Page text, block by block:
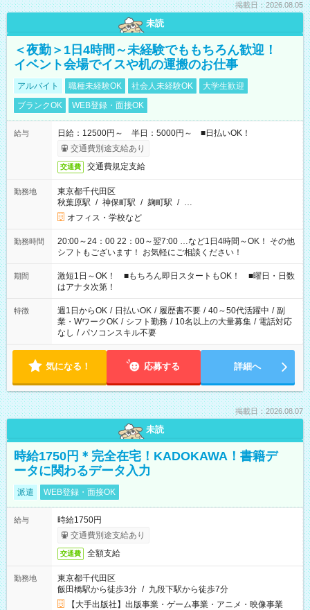
掲載日：2026.08.05
未読
＜夜勤＞1日4時間～未経験でももちろん歓迎！
イベント会場でイスや机の運搬のお仕事
アルバイト 職種未経験OK 社会人未経験OK
大学生歓迎
ブランクOK
WEB登録・面接OK
給与
日給：12500円～ 半日：5000円～ ■日払いOK！
交通費別途支給あり
交通費 交通費規定支給
勤務地
東京都千代田区
秋葉原駅 / 神保町駅 / 麹町駅 / …
オフィス・学校など
勤務時間
20:00～24：00 22：00～翌7:00 …など1日4時間～OK！ その他
シフトもございます！ お気軽にご相談ください！
期間
激短1日～OK！ ■もちろん即日スタートもOK！ ■曜日・日数
はアナタ次第！
特徴 週1日からOK / 日払いOK / 履歴書不要 / 40～50代活躍中 / 副
業・WワークOK / シフト勤務 / 10名以上の大量募集 / 電話対応
なし / パソコンスキル不要
気になる！ 応募する 詳細へ
掲載日：2026.08.07
未読
時給1750円＊完全在宅！KADOKAWA！書籍デ
ータに関わるデータ入力
派遣 WEB登録・面接OK
給与
時給1750円
交通費別途支給あり
交通費 全額支給
勤務地
東京都千代田区
飯田橋駅から徒歩3分 / 九段下駅から徒歩7分
【大手出版社】出版事業・ゲーム事業・アニメ・映像事業